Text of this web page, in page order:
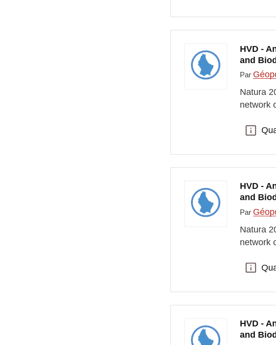
HVD -
and
Par
Natura
network
HVD -
and
Par
Natura
network
HVD -
and